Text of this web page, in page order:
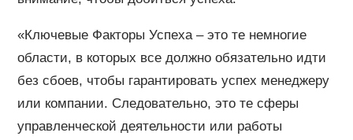
«Ключевые Факторы Успеха – это те немногие
области, в которых все должно обязательно идти
без сбоев, чтобы гарантировать успех менеджеру
или компании. Следовательно, это те сферы
управленческой деятельности или работы